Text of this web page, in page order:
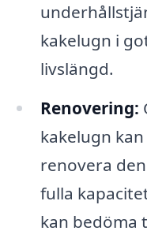
kakelugn i
livslängd.
Renovering:
kakelugn
renovera
fulla
kan bedöma